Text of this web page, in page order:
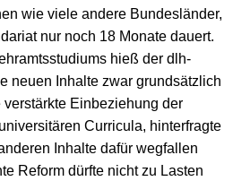
wie viele andere Bundesländer,
nur noch 18 Monate dauert.
hieß der dlh-
neuen Inhalte zwar grundsätzlich
Einbeziehung der
Curricula, hinterfragte
Inhalte dafür wegfallen
Reform dürfte nicht zu Lasten